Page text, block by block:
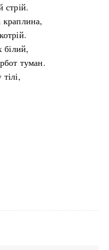
стрій.
білий,
туман.